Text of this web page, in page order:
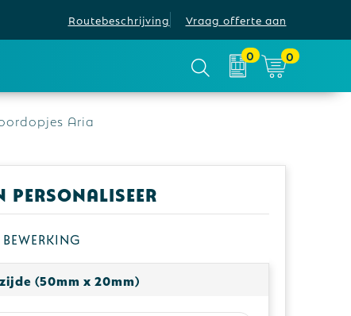
Routebeschrijving Vraag offerte aan
0 0
Aria
personaliseer
bewerking
(50mm x 20mm)